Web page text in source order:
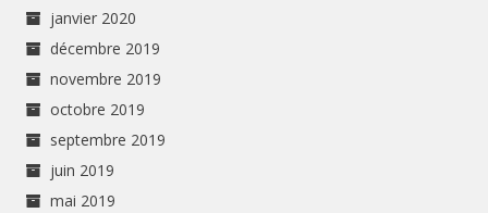
janvier 2020
décembre 2019
novembre 2019
octobre 2019
septembre 2019
juin 2019
mai 2019